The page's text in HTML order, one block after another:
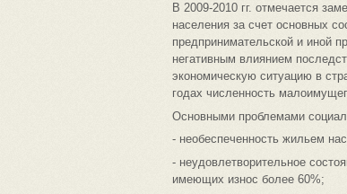
В 2009-2010 гг. отмечается
населения за счет основных
предпринимательской и иной
негативным влиянием
экономическую ситуацию в
годах численность
Основными проблемами
- необеспеченность жильем
- неудовлетворительное
имеющих износ более 60%;